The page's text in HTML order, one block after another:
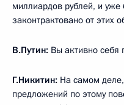
миллиардов рублей, и
законтрактовано от этих
В.Путин: Вы активно себя
Г.Никитин: На самом
предложений по этому